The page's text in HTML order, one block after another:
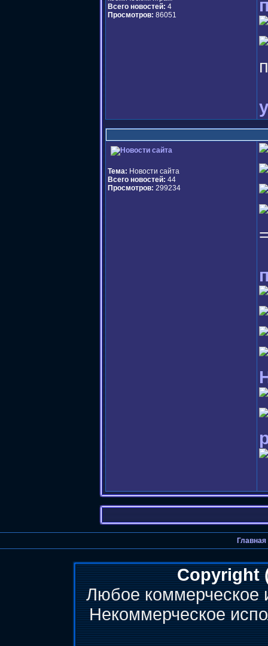
Всего новостей: 4
Просмотров: 86051
Тема: Новости сайта
Всего новостей: 44
Просмотров: 299234
Главная
Copyright
Любое коммерческое
Некоммерческое